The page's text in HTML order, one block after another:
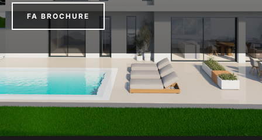
FA BROCHURE